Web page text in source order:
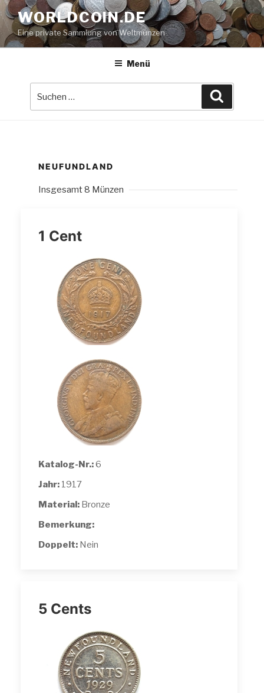
Zum
Inhalt
springen
WORLDCOIN.DE
Eine private Sammlung von Weltmünzen
Menü
NEUFUNDLAND
Insgesamt 8 Münzen
1 Cent
Katalog-Nr.:6
Jahr: 1917
Material: Bronze
Bemerkung:
Doppelt: Nein
5 Cents